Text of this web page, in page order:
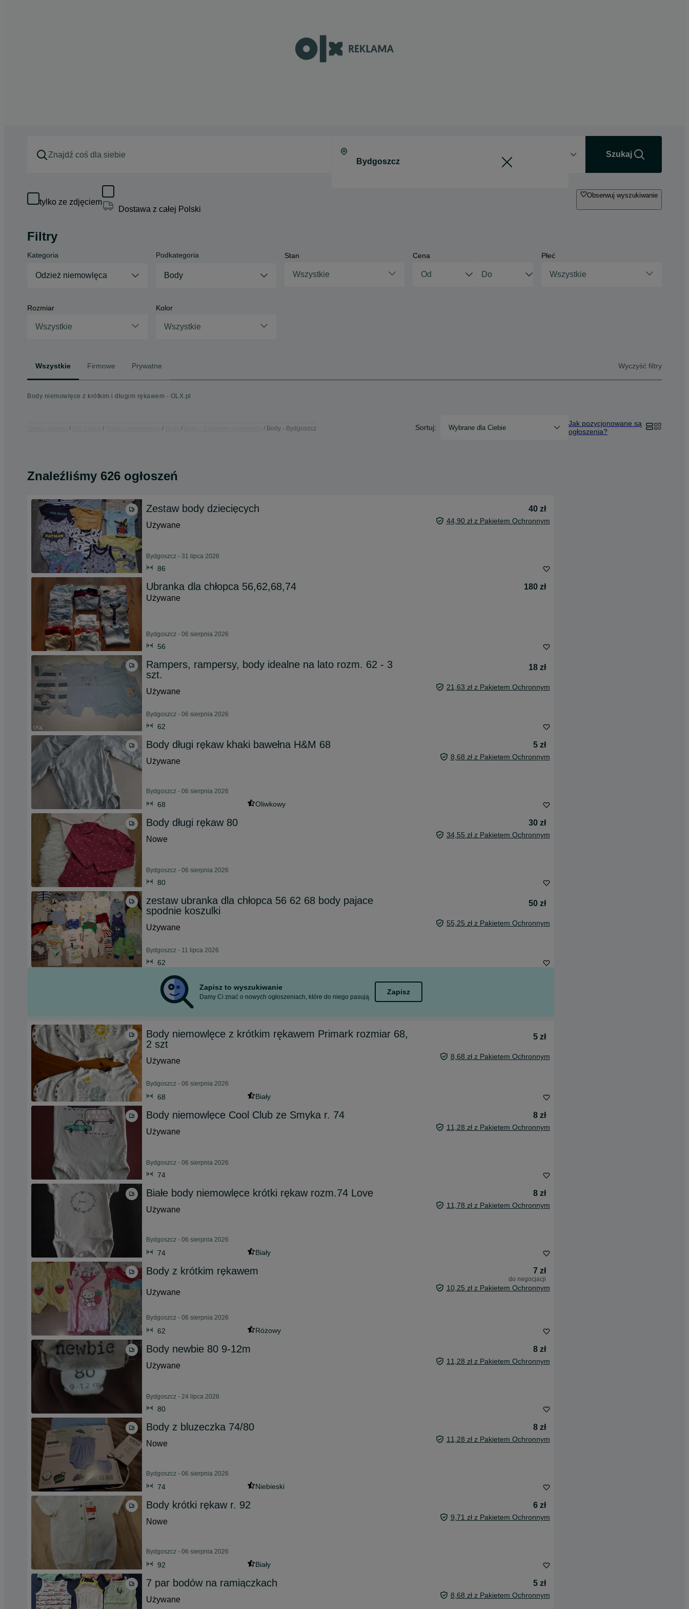
Szukaj
tylko ze zdjęciem
Dostawa z całej Polski
Obserwuj wyszukiwanie
Filtry
Kategoria
Odzież niemowlęca
Podkategoria
Body
Stan
Wszystkie
Cena Płeć
Wszystkie
Rozmiar
Wszystkie
Kolor
Wszystkie
Wszystkie Firmowe Prywatne Wyczyść filtry
Body niemowlęce z krótkim i długim rękawem - OLX.pl
Body - Bydgoszcz Sortuj: Wybrane dla Ciebie
Jak pozycjonowane są
ogłoszenia?
Znaleźliśmy 626 ogłoszeń
Zestaw body dziecięcych
40 zł
Używane
44,90 zł z Pakietem Ochronnym
Bydgoszcz - 31 lipca 2026
86
Ubranka dla chłopca 56,62,68,74
180 zł
Używane
Bydgoszcz - 06 sierpnia 2026
56
Rampers, rampersy, body idealne na lato rozm. 62 - 3
szt.
18 zł
Używane 21,63 zł z Pakietem Ochronnym
Bydgoszcz - 06 sierpnia 2026
62
Body długi rękaw khaki bawełna H&M 68
5 zł
Używane
8,68 zł z Pakietem Ochronnym
Bydgoszcz - 06 sierpnia 2026
68 Oliwkowy
Body długi rękaw 80
30 zł
Nowe
34,55 zł z Pakietem Ochronnym
Bydgoszcz - 06 sierpnia 2026
80
zestaw ubranka dla chłopca 56 62 68 body pajace
spodnie koszulki
50 zł
Używane 55,25 zł z Pakietem Ochronnym
Bydgoszcz - 11 lipca 2026
62
Zapisz to wyszukiwanie
Damy Ci znać o nowych ogłoszeniach, które do niego pasują.
Zapisz
Body niemowlęce z krótkim rękawem Primark rozmiar 68,
2 szt
5 zł
Używane 8,68 zł z Pakietem Ochronnym
Bydgoszcz - 06 sierpnia 2026
68 Biały
Body niemowlęce Cool Club ze Smyka r. 74
8 zł
Używane
11,28 zł z Pakietem Ochronnym
Bydgoszcz - 06 sierpnia 2026
74
Białe body niemowlęce krótki rękaw rozm.74 Love
8 zł
Używane
11,78 zł z Pakietem Ochronnym
Bydgoszcz - 06 sierpnia 2026
74 Biały
Body z krótkim rękawem 7 zł
do negocjacji
Używane 10,25 zł z Pakietem Ochronnym
Bydgoszcz - 06 sierpnia 2026
62 Różowy
Body newbie 80 9-12m
8 zł
Używane
11,28 zł z Pakietem Ochronnym
Bydgoszcz - 24 lipca 2026
80
Body z bluzeczka 74/80
8 zł
Nowe
11,28 zł z Pakietem Ochronnym
Bydgoszcz - 06 sierpnia 2026
74 Niebieski
Body krótki rękaw r. 92
6 zł
Nowe
9,71 zł z Pakietem Ochronnym
Bydgoszcz - 06 sierpnia 2026
92 Biały
7 par bodów na ramiączkach
5 zł
Używane
8,68 zł z Pakietem Ochronnym